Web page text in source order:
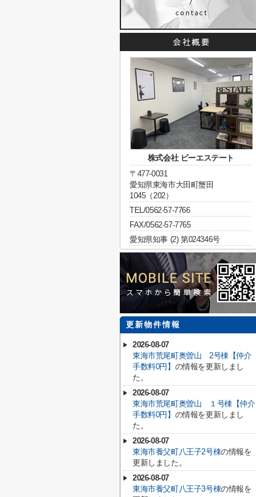
株式会社 ビーエステート
〒477-0031
愛知県東海市大田町蟹田
1045（202）
TEL/0562-57-7766
FAX/0562-57-7765
愛知県知事 (2) 第024346号
更新物件情報
2026-08-07
東海市荒尾町奥曽山 2号棟【仲介
手数料0円】 の情報を更新しまし
た。
2026-08-07
東海市荒尾町奥曽山 １号棟【仲介
手数料0円】 の情報を更新しまし
た。
2026-08-07
東海市養父町八王子2号棟の情報を
更新しました。
2026-08-07
東海市養父町八王子3号棟の情報を